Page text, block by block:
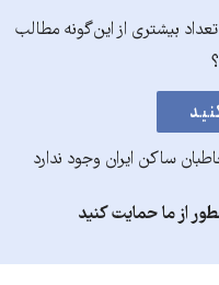
بیشتری از این‌گونه مطالب
ساکن ایران وجود ندارد
از ما حمایت کنید